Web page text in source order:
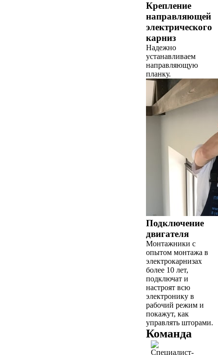
Крепление
направляющей
электрического
карниз
Надежно
устанавливаем
направляющую
планку.
Подключение
двигателя
Монтажники с
опытом монтажа в
электрокарнизах
более 10 лет,
подключат и
настроят всю
электронику в
рабочий режим и
покажут, как
управлять шторами.
Команда